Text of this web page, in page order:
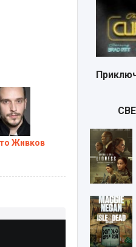
Живков